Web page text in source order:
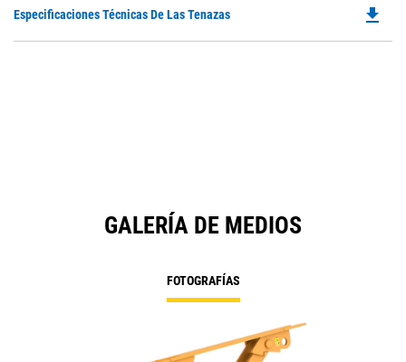
Especificaciones Técnicas De Las Tenazas file_download
GALERÍA DE MEDIOS
FOTOGRAFÍAS